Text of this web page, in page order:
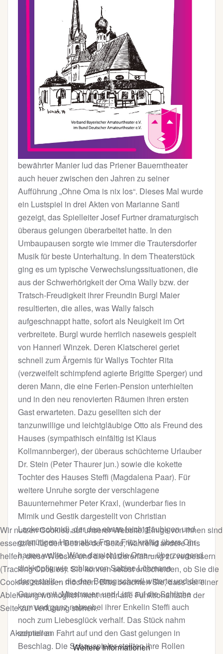
bewährter Manier lud das Priener Bauerntheater
auch heuer zwischen den Jahren zu seiner
Aufführung „Ohne Oma is nix los“. Dieses Mal wurde
ein Lustspiel in drei Akten von Marianne Santl
gezeigt, das Spielleiter Josef Furtner dramaturgisch
überaus gelungen überarbeitet hatte. In den
Umbaupausen sorgte wie immer die Trautersdorfer
Musik für beste Unterhaltung. In dem Theaterstück
ging es um typische Verwechslungssituationen, die
aus der Schwerhörigkeit der Oma Wally bzw. der
Tratsch-Freudigkeit ihrer Freundin Burgl Maier
resultierten, die alles, was Wally falsch
aufgeschnappt hatte, sofort als Neuigkeit im Ort
verbreitete. Burgl wurde herrlich naseweis gespielt
von Hannerl Winzek. Deren Klatscherei geriet
schnell zum Ärgernis für Wallys Tochter Rita
(verzweifelt schimpfend agierte Brigitte Sperger) und
deren Mann, die eine Ferien-Pension unterhielten
und in den neu renovierten Räumen ihren ersten
Gast erwarteten. Dazu gesellten sich der
tanzunwillige und leichtgläubige Otto als Freund des
Hauses (sympathisch einfältig ist Klaus
Kollmannberger), der überaus schüchterne Urlauber
Dr. Stein (Peter Thaurer jun.) sowie die kokette
Tochter des Hauses Steffi (Magdalena Paar). Für
weitere Unruhe sorgte der verschlagene
Bauunternehmer Peter Kraxl, (wunderbar fies in
Mimik und Gestik dargestellt von Christian
Lackerschmid), der den etwas leichtgläubigen und
gutmütigen Hans alias Franz Fritz kräftig übers Ohr
hauen wollte. Wäre da nicht die Oma – überzeugend
dickköpfig wie schlau von Sabine Löhmann
dargestellt –, die den Betrug schnell witterte und dem
Gauner mit „Misstrauen und List“ auf die Schliche
kam und ganz nebenbei ihrer Enkelin Steffi auch
noch zum Liebesglück verhalf. Das Stück nahm
schnell an Fahrt auf und den Gast gelungen in
Beschlag. Die Schauspieler stellten ihre Rollen
Wir nutzen Cookies auf unserer Website. Einige von ihnen sind
essenziell für den Betrieb der Seite, während andere uns
helfen, diese Website und die Nutzererfahrung zu verbessern
(Tracking Cookies). Sie können selbst entscheiden, ob Sie die
Cookies zulassen möchten. Bitte beachten Sie, dass bei einer
Ablehnung womöglich nicht mehr alle Funktionalitäten der
Seite zur Verfügung stehen.
Akzeptieren
Weitere Informationen